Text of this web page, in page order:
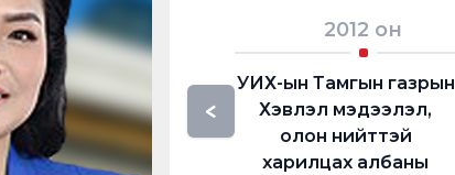
<
2012 он
УИХ-ын Тамгын газрын
Хэвлэл мэдээлэл,
олон нийттэй
харилцах албаны